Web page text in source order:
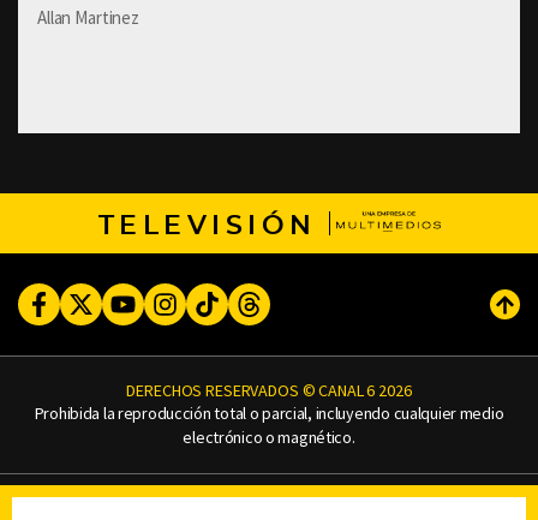
Allan Martinez
TELEVISIÓN
FacebookTwitterYoutubeInstagram
TikTokThreads
DERECHOS RESERVADOS © CANAL 6 2026
Prohibida la reproducción total o parcial, incluyendo cualquier medio
electrónico o magnético.